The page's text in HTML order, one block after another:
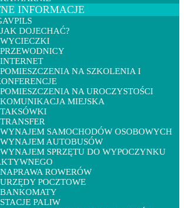
INFORMACJE
JAK DOJECHAĆ?
WYCIECZKI
PRZEWODNICY
INTERNET
POMIESZCZENIA NA SZKOLENIA I
POMIESZCZENIA NA UROCZYSTOŚCI
KOMUNIKACJA MIEJSKA
TAKSÓWKI
TRANSFER
WYNAJEM SAMOCHODÓW OSOBOWYCH
WYNAJEM AUTOBUSÓW
WYNAJEM SPRZĘTU DO WYPOCZYNKU
NAPRAWA ROWERÓW
URZĘDY POCZTOWE
BANKOMATY
STACJE PALIW